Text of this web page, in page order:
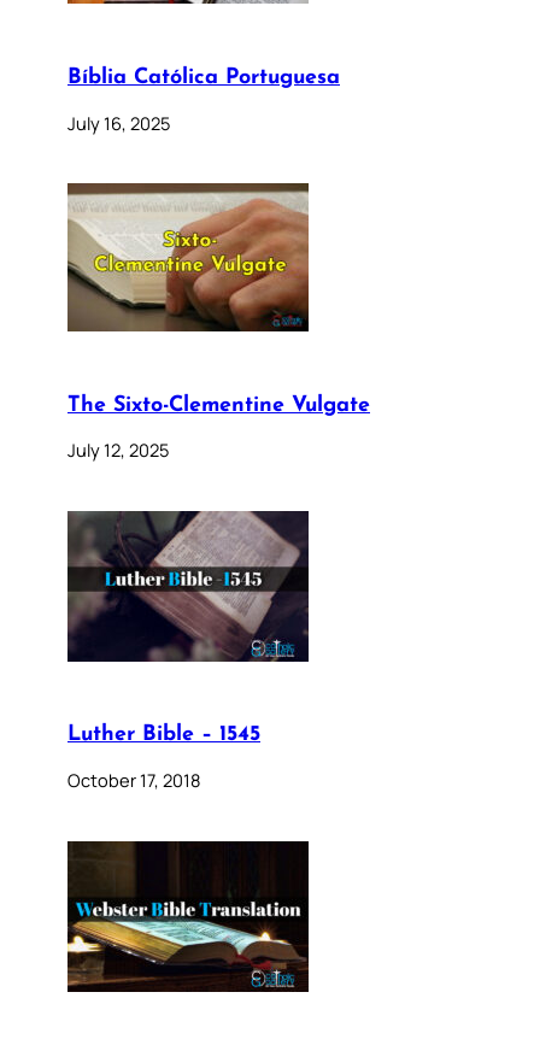
Bíblia Católica Portuguesa
July 16, 2025
The Sixto-Clementine Vulgate
July 12, 2025
Luther Bible – 1545
October 17, 2018